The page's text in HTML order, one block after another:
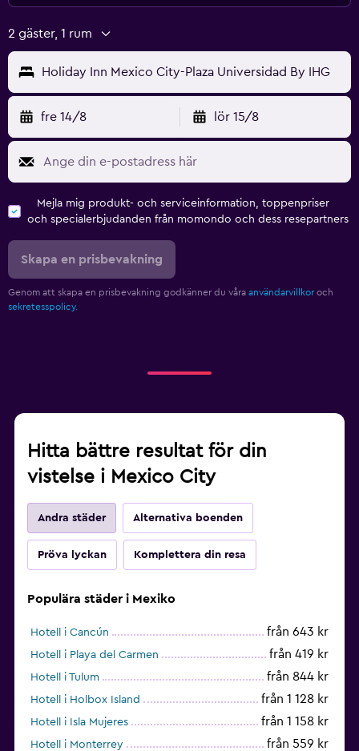
2 gäster, 1 rum
Holiday Inn Mexico City-Plaza Universidad By IHG
fre 14/8 lör 15/8
Mejla mig produkt- och serviceinformation, toppenpriser
och specialerbjudanden från momondo och dess resepartners
Skapa en prisbevakning
Genom att skapa en prisbevakning godkänner du våra användarvillkor och
sekretesspolicy.
Hitta bättre resultat för din
vistelse i Mexico City
Andra städer Alternativa boenden
Pröva lyckan Komplettera din resa
Populära städer i Mexiko
Hotell i Cancún från 643 kr
Hotell i Playa del Carmen från 419 kr
Hotell i Tulum från 844 kr
Hotell i Holbox Island från 1 128 kr
Hotell i Isla Mujeres från 1 158 kr
Hotell i Monterrey från 559 kr